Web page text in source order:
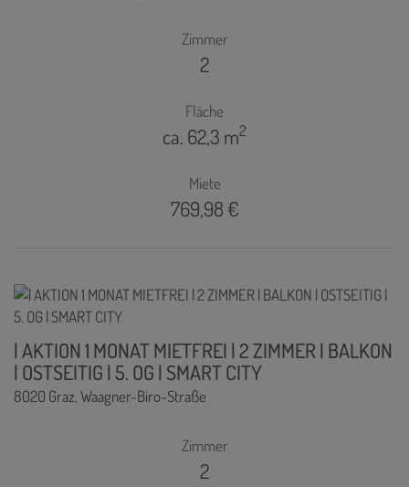
Zimmer
2
Fläche
ca. 62,3 m2
Miete
769,98 €
| AKTION 1 MONAT MIETFREI | 2 ZIMMER | BALKON
| OSTSEITIG | 5. OG | SMART CITY
8020 Graz, Waagner-Biro-Straße
Zimmer
2